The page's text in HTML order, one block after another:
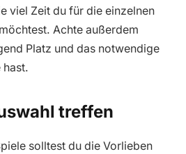
viel Zeit du für die einzelnen
Achte außerdem
Platz und das notwendige
hast.
treffen
solltest du die Vorlieben